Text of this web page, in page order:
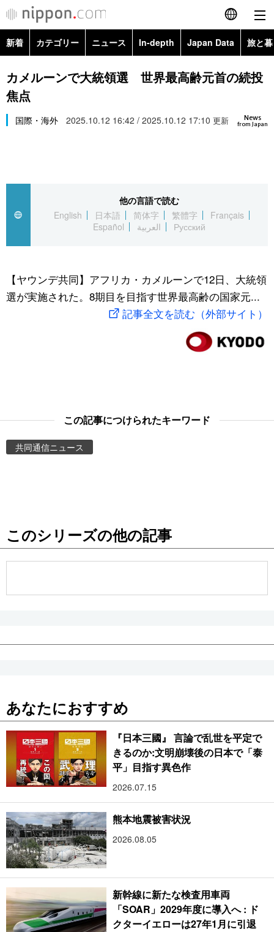
English
简体字
Русский
カテゴリー
経済・ビジネス
国際
文化
トップ
アーカイブ
In-depth
Japan Data
動画/Live
お知らせ
新着 カテゴリー ニュース In-depth Japan Data 旅と
政治・外交
経済・ビジネス
スポーツ・東京2020
Topics
カメルーンで大統領選 世界最高齢元首の続投
焦点
News
from Japan
国際・海外 2025.10.12 16:42 / 2025.10.12 17:10 更新
他の言語で読む
English
日本語 简体字 繁體字
Français
Español
العربية Русский
【ヤウンデ共同】アフリカ・カメルーンで12日、大統領
選が実施された。8期目を目指す世界最高齢の国家元...
記事全文を読む（外部サイト）
この記事につけられたキーワード
共同通信ニュース
このシリーズの他の記事
あなたにおすすめ
『日本三國』 言論で乱世を平定で
きるのか:文明崩壊後の日本で「泰
平」目指す異色作
2026.07.15
熊本地震被害状況
2026.08.05
新幹線に新たな検査用車両
「SOAR」2029年度に導入へ : ド
クターイエローは27年1月に引退